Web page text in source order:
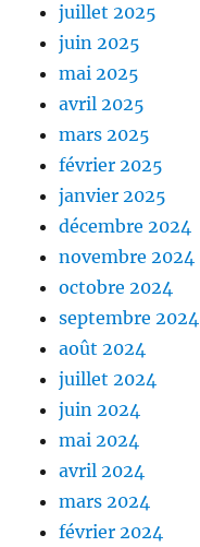
juillet 2025
juin 2025
mai 2025
avril 2025
mars 2025
février 2025
janvier 2025
décembre 2024
novembre 2024
octobre 2024
septembre 2024
août 2024
juillet 2024
juin 2024
mai 2024
avril 2024
mars 2024
février 2024